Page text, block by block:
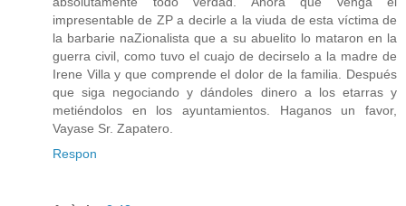
impresentable de ZP a decirle a la viuda de esta víctima de
la barbarie naZionalista que a su abuelito lo mataron en la
guerra civil, como tuvo el cuajo de decirselo a la madre de
Irene Villa y que comprende el dolor de la familia. Después
que siga negociando y dándoles dinero a los etarras y
metiéndolos en los ayuntamientos. Haganos un favor,
Vayase Sr. Zapatero.
Respon